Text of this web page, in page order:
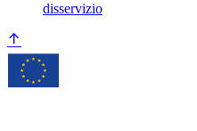
disservizio